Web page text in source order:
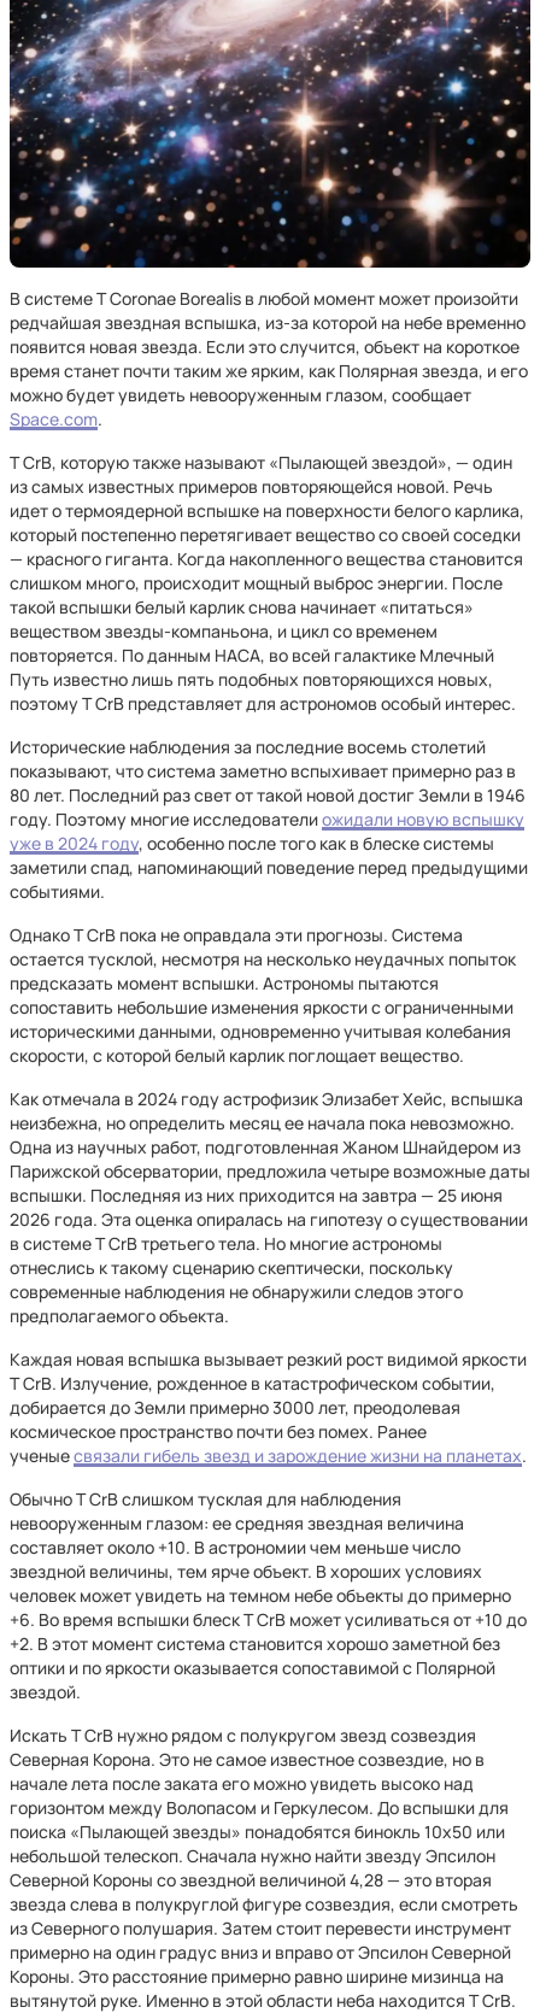
В системе T Coronae Borealis в любой момент может произойти
редчайшая звездная вспышка, из-за которой на небе временно
появится новая звезда. Если это случится, объект на короткое
время станет почти таким же ярким, как Полярная звезда, и его
можно будет увидеть невооруженным глазом, сообщает
Space.com.
T CrB, которую также называют «Пылающей звездой», — один
из самых известных примеров повторяющейся новой. Речь
идет о термоядерной вспышке на поверхности белого карлика,
который постепенно перетягивает вещество со своей соседки
— красного гиганта. Когда накопленного вещества становится
слишком много, происходит мощный выброс энергии. После
такой вспышки белый карлик снова начинает «питаться»
веществом звезды-компаньона, и цикл со временем
повторяется. По данным НАСА, во всей галактике Млечный
Путь известно лишь пять подобных повторяющихся новых,
поэтому T CrB представляет для астрономов особый интерес.
Исторические наблюдения за последние восемь столетий
показывают, что система заметно вспыхивает примерно раз в
80 лет. Последний раз свет от такой новой достиг Земли в 1946
году. Поэтому многие исследователиожидали новую вспышку
уже в 2024 году, особенно после того как в блеске системы
заметили спад, напоминающий поведение перед предыдущими
событиями.
Однако T CrB пока не оправдала эти прогнозы. Система
остается тусклой, несмотря на несколько неудачных попыток
предсказать момент вспышки. Астрономы пытаются
сопоставить небольшие изменения яркости с ограниченными
историческими данными, одновременно учитывая колебания
скорости, с которой белый карлик поглощает вещество.
Как отмечала в 2024 году астрофизик Элизабет Хейс, вспышка
неизбежна, но определить месяц ее начала пока невозможно.
Одна из научных работ, подготовленная Жаном Шнайдером из
Парижской обсерватории, предложила четыре возможные даты
вспышки. Последняя из них приходится на завтра — 25 июня
2026 года. Эта оценка опиралась на гипотезу о существовании
в системе T CrB третьего тела. Но многие астрономы
отнеслись к такому сценарию скептически, поскольку
современные наблюдения не обнаружили следов этого
предполагаемого объекта.
Каждая новая вспышка вызывает резкий рост видимой яркости
T CrB. Излучение, рожденное в катастрофическом событии,
добирается до Земли примерно 3000 лет, преодолевая
космическое пространство почти без помех. Ранее
ученыесвязали гибель звезд и зарождение жизни на планетах.
Обычно T CrB слишком тусклая для наблюдения
невооруженным глазом: ее средняя звездная величина
составляет около +10. В астрономии чем меньше число
звездной величины, тем ярче объект. В хороших условиях
человек может увидеть на темном небе объекты до примерно
+6. Во время вспышки блеск T CrB может усиливаться от +10 до
+2. В этот момент система становится хорошо заметной без
оптики и по яркости оказывается сопоставимой с Полярной
звездой.
Искать T CrB нужно рядом с полукругом звезд созвездия
Северная Корона. Это не самое известное созвездие, но в
начале лета после заката его можно увидеть высоко над
горизонтом между Волопасом и Геркулесом. До вспышки для
поиска «Пылающей звезды» понадобятся бинокль 10x50 или
небольшой телескоп. Сначала нужно найти звезду Эпсилон
Северной Короны со звездной величиной 4,28 — это вторая
звезда слева в полукруглой фигуре созвездия, если смотреть
из Северного полушария. Затем стоит перевести инструмент
примерно на один градус вниз и вправо от Эпсилон Северной
Короны. Это расстояние примерно равно ширине мизинца на
вытянутой руке. Именно в этой области неба находится T CrB.